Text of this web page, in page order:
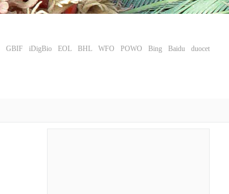
GBIF iDigBio EOL BHL WFO POWO Bing Baidu duocet